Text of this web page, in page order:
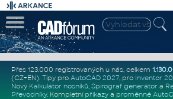
Přes 123.000 registrovaných u nás, celkem
(CZ+EN). Tipy pro AutoCAD 2027, pro Inventor
Nový Kalkulátor nosníků, Spirograf generátor a
Převodníky. Kompletní příkazya proměnné